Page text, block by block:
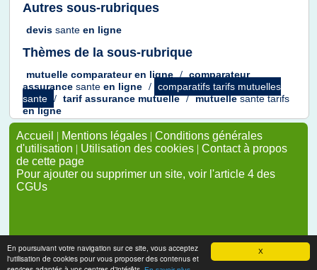
X
En poursuivant votre navigation sur ce site, vous acceptez
l'utilisation de cookies pour vous proposer des contenus et
Autres sous-rubriques
devis sante en ligne
Thèmes de la sous-rubrique
mutuelle comparateuren ligne / comparateur
assurance sante en ligne / comparatifs tarifs mutuelles
sante / tarif assurance mutuelle / mutuellesante tarifs
enligne
Accueil | Mentions légales | Conditions générales
d'utilisation | Utilisation des cookies | Contact à propos
de cette page
Pour ajouter ou supprimer un site, voir l'article 4 des
CGUs